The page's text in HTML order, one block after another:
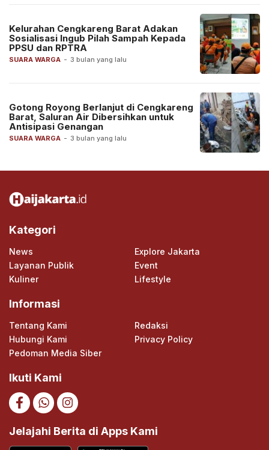
SUARA WARGA - 3 bulan yang lalu
Kelurahan Cengkareng Barat Adakan
Sosialisasi Ingub Pilah Sampah Kepada
PPSU dan RPTRA
SUARA WARGA - 3 bulan yang lalu
Gotong Royong Berlanjut di Cengkareng
Barat, Saluran Air Dibersihkan untuk
Antisipasi Genangan
Kategori
News
Explore Jakarta
Layanan Publik
Event
Kuliner
Lifestyle
Informasi
Tentang Kami
Redaksi
Hubungi Kami
Privacy Policy
Pedoman Media Siber
Ikuti Kami
Jelajahi Berita di Apps Kami